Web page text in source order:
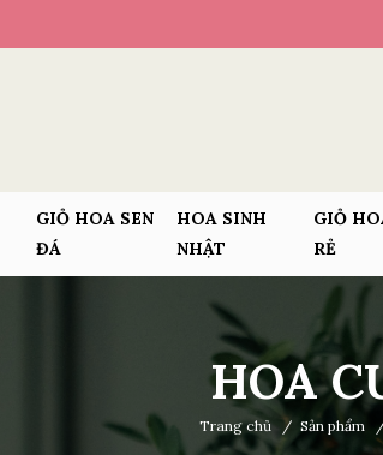
GIỎ HOA SEN
ĐÁ
HOA SINH
NHẬT
GIỎ
RẺ
HOA
Trang chủ / Sản phẩm